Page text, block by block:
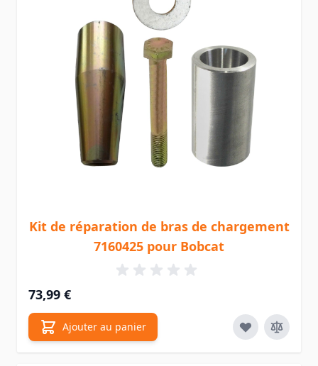
Kit de réparation de bras de chargement
7160425 pour Bobcat
73,99 €
Ajouter au panier